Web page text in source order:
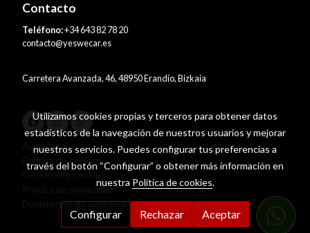
Contacto
Teléfono:+34 643 82 78 20
contacto@yeswecar.es
Carretera Avanzada, 46, 48950 Erandio, Bizkaia
Aviso legal
Política de cookies
Política de privacidad
Declaración de accesibilidad
Utilizamos cookies propias y terceros para obtener datos
estadísticos de la navegación de nuestros usuarios y mejorar
nuestros servicios. Puedes configurar tus preferencias a
través del botón “Configurar” o obtener más información en
nuestra Política de cookies.
Configurar Rechazar Aceptar